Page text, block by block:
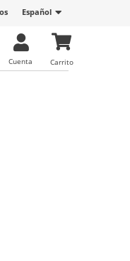
Español
Carrito
Cuenta